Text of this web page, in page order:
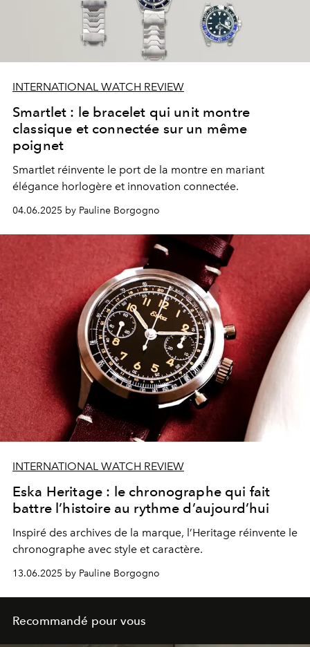
INTERNATIONAL WATCH REVIEW
Smartlet : le bracelet qui unit montre
classique et connectée sur un même
poignet
Smartlet réinvente le port de la montre en mariant
élégance horlogère et innovation connectée.
04.06.2025 by Pauline Borgogno
INTERNATIONAL WATCH REVIEW
Eska Heritage : le chronographe qui fait
battre l’histoire au rythme d’aujourd’hui
Inspiré des archives de la marque, l’Heritage réinvente le
chronographe avec style et caractère.
13.06.2025 by Pauline Borgogno
Recommandé pour vous